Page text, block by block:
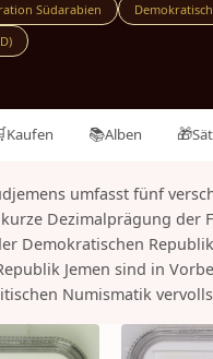
Südarabien
Kaufen 📚Alben 🎁
umfasst fünf
Dezimalprägung
Demokratischen
Jemen sind in
Numismatik